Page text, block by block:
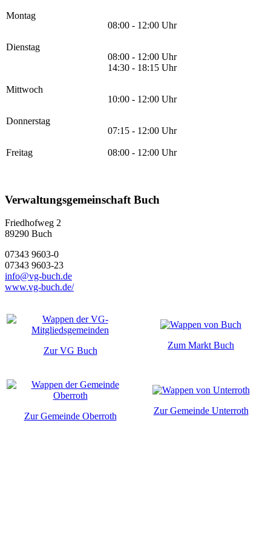
Montag
08:00 - 12:00 Uhr
Dienstag
08:00 - 12:00 Uhr
14:30 - 18:15 Uhr
Mittwoch
10:00 - 12:00 Uhr
Donnerstag
07:15 - 12:00 Uhr
Freitag 08:00 - 12:00 Uhr
Verwaltungsgemeinschaft Buch
Friedhofweg 2
89290 Buch
07343 9603-0
07343 9603-23
info@vg-buch.de
www.vg-buch.de/
Zur VG Buch
Zum Markt Buch
Zur Gemeinde Oberroth
Zur Gemeinde Unterroth